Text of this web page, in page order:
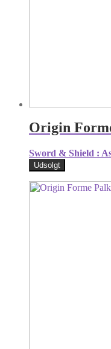
Origin
Sword & Shield :
Udsolgt